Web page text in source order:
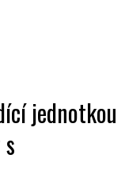
jednotkou